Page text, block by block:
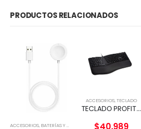
PRODUCTOS RELACIONADOS
ACCESORIOS, BATERÍAS Y CARGADORES
ACCESORIOS,TECLADO
TECLADO PROFIT ERGO KENSIGTON
$40.989